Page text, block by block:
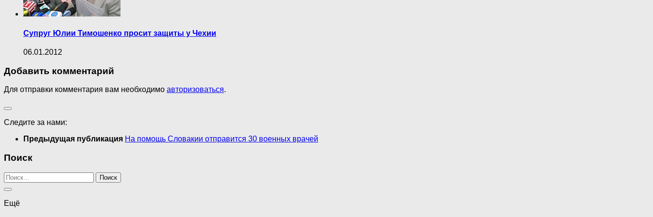
Супруг Юлии Тимошенко просит защиты у Чехии
06.01.2012
Добавить комментарий
Для отправки комментария вам необходимо авторизоваться.
Следите за нами:
Предыдущая публикация На помощь Словакии отправится 30 военных врачей
Поиск
Найти:
Ещё